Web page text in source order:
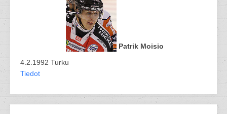
Patrik Moisio
4.2.1992 Turku
Tiedot